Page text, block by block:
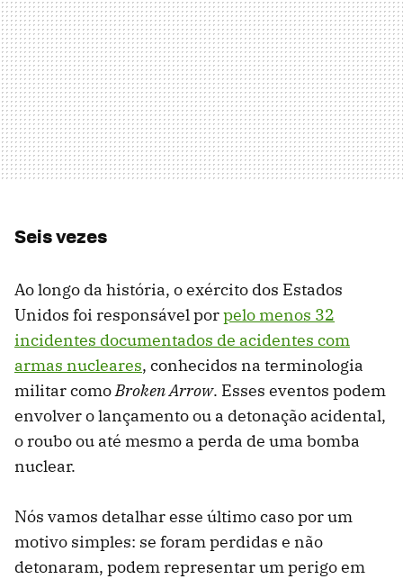
Seis vezes
Ao longo da história, o exército dos Estados
Unidos foi responsável porpelo menos 32
incidentes documentados de acidentes com
armas nucleares, conhecidos na terminologia
militar comoBroken Arrow. Esses eventos podem
envolver o lançamento ou a detonação acidental,
o roubo ou até mesmo a perda de uma bomba
nuclear.
Nós vamos detalhar esse último caso por um
motivo simples: se foram perdidas e não
detonaram, podem representar um perigo em